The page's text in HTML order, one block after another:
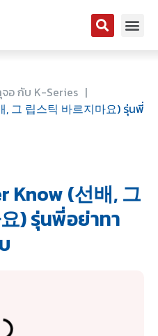
จอ กับ K-Series |
, 그 립스틱 바르지마요) รุ่นพี่
Know (선배, 그
) รุ่นพี่อย่าทา